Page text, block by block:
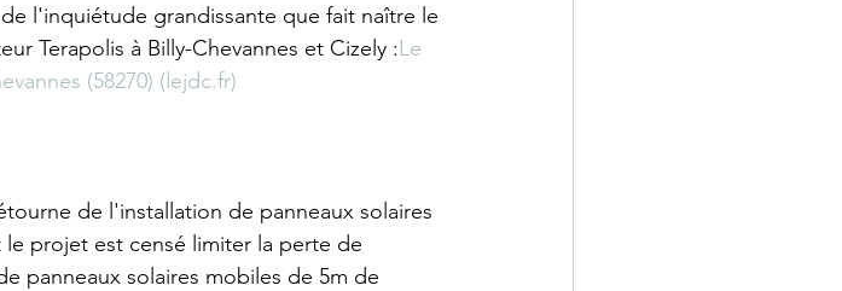
l'inquiétude grandissante que fait naître le
Terapolis à Billy-Chevannes et Cizely :Le
(58270) ( lejdc.fr)
de l'installation de panneaux solaires
projet est censé limiter la perte de
panneaux solaires mobiles de 5m de